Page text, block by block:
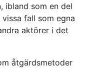
ibland som en del
fall som egna
aktörer i det
åtgärdsmetoder